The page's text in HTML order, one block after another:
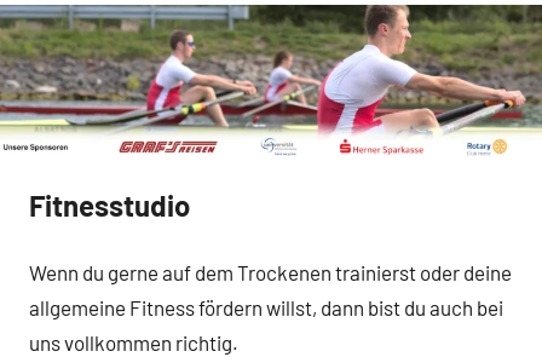
Fitnesstudio
Wenn du gerne auf dem Trockenen trainierst oder deine
allgemeine Fitness fördern willst, dann bist du auch bei
uns vollkommen richtig.